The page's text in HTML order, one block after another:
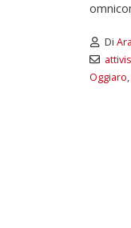
Di
Oggiaro,